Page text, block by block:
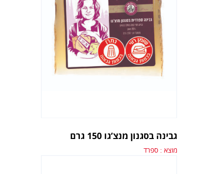
גבינה בסגנון מנצ’גו 150 גרם
מוצא : ספרד